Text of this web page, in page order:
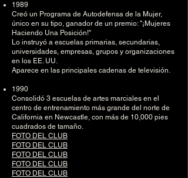
1989
Creó un Programa de Autodefensa de la Mujer,
único en su tipo, ganador de un premio: "¡Mujeres
Haciendo Una Posición!"
Lo instruyó a escuelas primarias, secundarias,
universidades, empresas, grupos y organizaciones
en los EE. UU.
Aparece en las principales cadenas de televisión.
1990
Consolidó 3 escuelas de artes marciales en el
centro de entrenamiento más grande del norte de
California en Newcastle, con más de 10,000 pies
cuadrados de tamaño.
FOTO DEL CLUB
FOTO DEL CLUB
FOTO DEL CLUB
FOTO DEL CLUB
FOTO DEL CLUB